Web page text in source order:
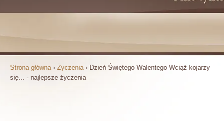
Strona główna › Życzenia › Dzień Świętego Walentego Wciąż kojarzy
się... - najlepsze życzenia